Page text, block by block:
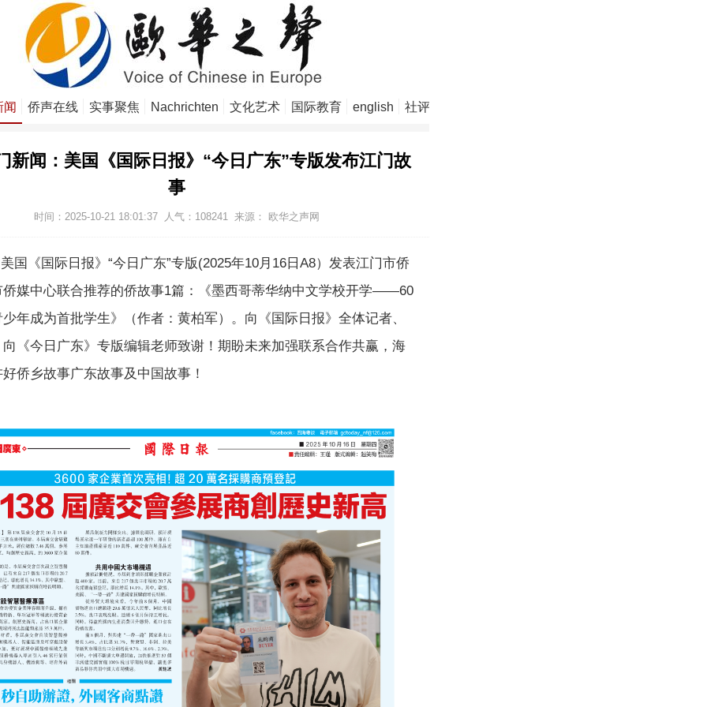
闻 侨声在线 实事聚焦 Nachrichten 文化艺术 国际教育 english 社评
新闻：美国《国际日报》“今日广东”专版发布江门故
事
时间：2025-10-21 18:01:37 人气： 108241 来源： 欧华之声网
《国际日报》“今日广东”专版(2025年10月16日A8）发表江门市侨
侨媒中心联合推荐的侨故事1篇：《墨西哥蒂华纳中文学校开学——60
年成为首批学生》（作者：黄柏军）。向《国际日报》全体记者、
《今日广东》专版编辑老师致谢！期盼未来加强联系合作共赢，海
侨乡故事广东故事及中国故事！